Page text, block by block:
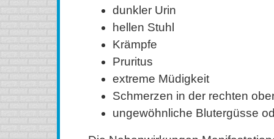
dunkler Urin
hellen Stuhl
Krämpfe
Pruritus
extreme Müdigkeit
Schmerzen in der rechten
ungewöhnliche Blutergüsse